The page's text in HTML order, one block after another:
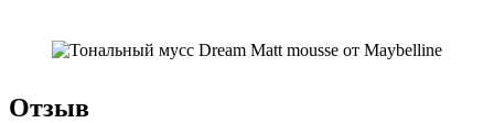
Отзыв